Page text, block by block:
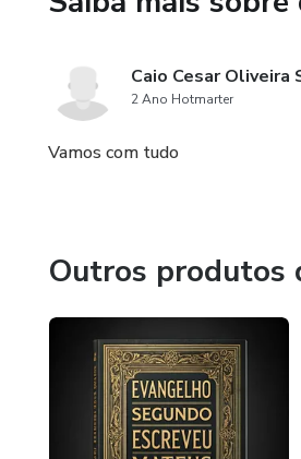
Caio Cesar Oliveira
2 Ano Hotmarter
Vamos com tudo
Outros produtos